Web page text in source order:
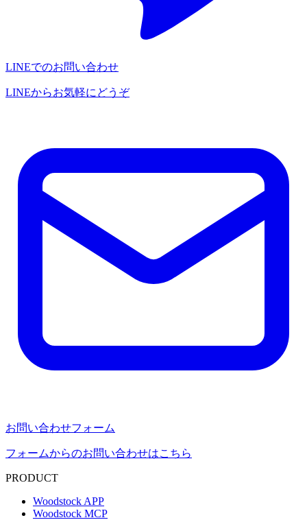
LINEでのお問い合わせ
LINEからお気軽にどうぞ
お問い合わせフォーム
フォームからのお問い合わせはこちら
PRODUCT
Woodstock APP
Woodstock MCP